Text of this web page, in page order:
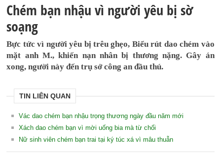
Chém bạn nhậu vì người yêu bị sờ
soạng
Bực tức vì người yêu bị trêu ghẹo, Biểu rút dao chém vào
mặt anh M., khiến nạn nhân bị thương nặng. Gây án
xong, người này đến trụ sở công an đầu thú.
TIN LIÊN QUAN
Vác dao chém bạn nhậu trọng thương ngày đầu năm mới
Xách dao chém bạn vì mời uống bia mà từ chối
Nữ sinh viên chém bạn trai tại ký túc xá vì mâu thuẫn